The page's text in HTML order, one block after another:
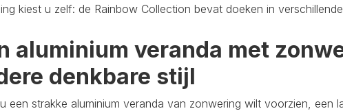
kiest u zelf: de Rainbow Collection bevat doeken in
aluminium veranda met
denkbare stijl
een strakke aluminium veranda van zonwering wilt voorzien, een